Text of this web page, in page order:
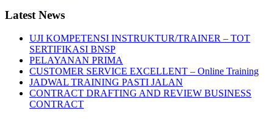
Latest News
UJI KOMPETENSI INSTRUKTUR/TRAINER – TOT
SERTIFIKASI BNSP
PELAYANAN PRIMA
CUSTOMER SERVICE EXCELLENT – Online Training
JADWAL TRAINING PASTI JALAN
CONTRACT DRAFTING AND REVIEW BUSINESS
CONTRACT